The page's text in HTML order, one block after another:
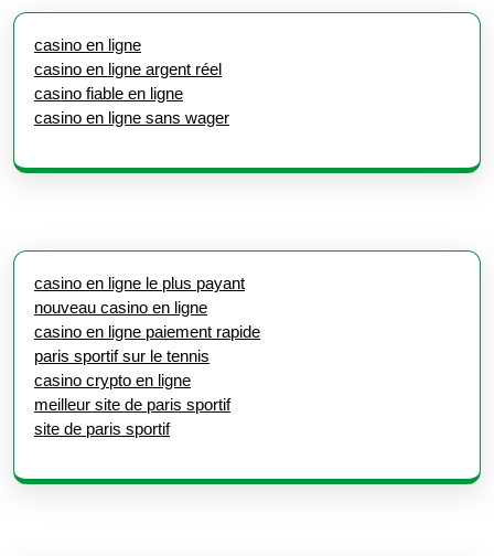
casino en ligne
casino en ligne argent réel
casino fiable en ligne
casino en ligne sans wager
casino en ligne le plus payant
nouveau casino en ligne
casino en ligne paiement rapide
paris sportif sur le tennis
casino crypto en ligne
meilleur site de paris sportif
site de paris sportif